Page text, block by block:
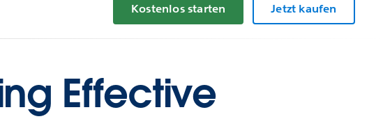
Kostenlos starten Jetzt kaufen
Effective